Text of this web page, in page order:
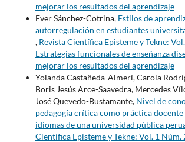
mejorar los resultados del aprendizaje
Ever Sánchez-Cotrina, Estilos de
autorregulación en estudiantes
, Revista Científica Episteme y Tekne:
Estrategias funcionales de enseñanza
mejorar los resultados del aprendizaje
Yolanda Castañeda-Almerí, Carola
Boris Jesús Arce-Saavedra, Mercedes
José Quevedo-Bustamante, Nivel de
pedagogía crítica como práctica docente
idiomas de una universidad pública
Científica Episteme y Tekne: Vol. 1 Núm.